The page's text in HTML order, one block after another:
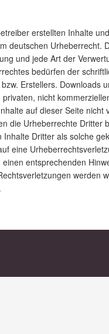
erstellten Inhalte
deutschen Urheberrecht.
und jede Art der
bedürfen der
Erstellers. Downloads
nicht
auf dieser Seite nicht
die Urheberrechte Dritter
Inhalte Dritter als solche
eine
entsprechenden
werden